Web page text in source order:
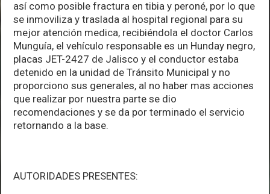
así como posible fractura en tibia y peroné, por lo que
se inmoviliza y traslada al hospital regional para su
mejor atención medica, recibiéndola el doctor Carlos
Munguía, el vehículo responsable es un Hunday negro,
placas JET-2427 de Jalisco y el conductor estaba
detenido en la unidad de Tránsito Municipal y no
proporciono sus generales, al no haber mas acciones
que realizar por nuestra parte se dio
recomendaciones y se da por terminado el servicio
retornando a la base.
AUTORIDADES PRESENTES: